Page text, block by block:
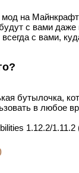
мод на Майнкрафт
с вами даже
с вами,
бутылочка,
в любое